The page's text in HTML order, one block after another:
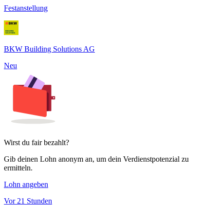
Festanstellung
BKW Building Solutions AG
Neu
Wirst du fair bezahlt?
Gib deinen Lohn anonym an, um dein Verdienstpotenzial zu
ermitteln.
Lohn angeben
Vor 21 Stunden